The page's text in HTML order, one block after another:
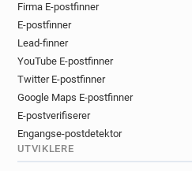
Firma E-postfinner
E-postfinner
Lead-finner
YouTube E-postfinner
Twitter E-postfinner
Google Maps E-postfinner
E-postverifiserer
Engangse-postdetektor
UTVIKLERE